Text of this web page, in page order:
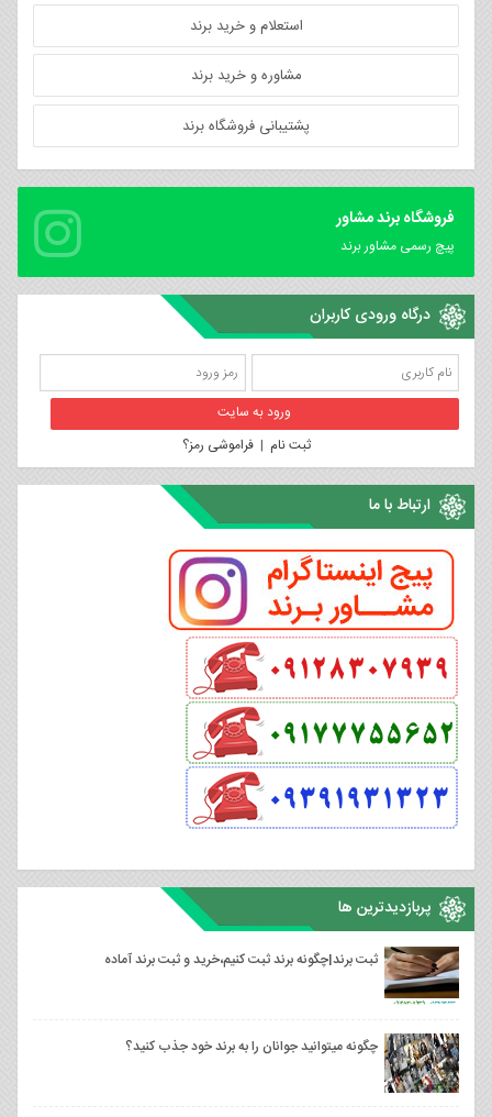
استعلام و خرید برند
مشاوره و خرید برند
پشتیبانی فروشگاه برند
فروشگاه برند مشاور
پیچ رسمی مشاور برند
درگاه ورودی کاربران
ثبت نام |فراموشی رمز؟
ارتباط با ما
پربازدیدترین ها
ثبت برند|چگونه برند ثبت کنیم،خرید و ثبت برند آماده
چگونه میتوانید جوانان را به برند خود جذب کنید؟